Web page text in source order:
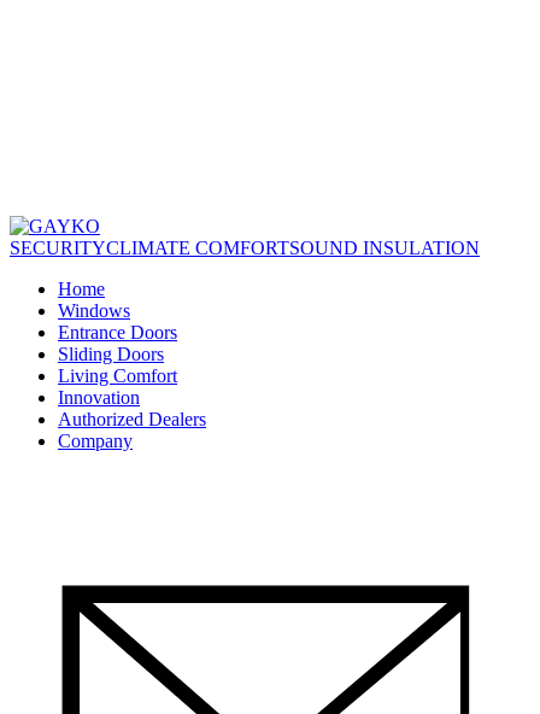
SECURITYCLIMATE COMFORTSOUND INSULATION
Home
Windows
Entrance Doors
Sliding Doors
Living Comfort
Innovation
Authorized Dealers
Company